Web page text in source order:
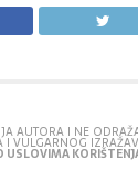
AUTORA I NE
VULGARNOG
USLOVIMA